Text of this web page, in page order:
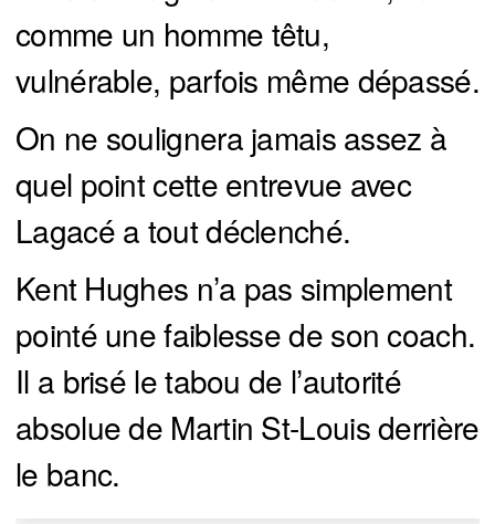
comme un homme têtu,
vulnérable, parfois même dépassé.
On ne soulignera jamais assez à
quel point cette entrevue avec
Lagacé a tout déclenché.
Kent Hughes n’a pas simplement
pointé une faiblesse de son coach.
Il a brisé le tabou de l’autorité
absolue de Martin St-Louis derrière
le banc.